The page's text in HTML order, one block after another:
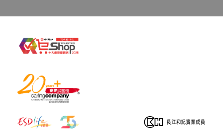
泌尿情況
小便清濁度
小便酸鹼度
小便蛋白質
小便尿糖
小便尿膽素
告則不包括在內，例如基因檢測或mRNA等。客人
由選擇電話講解或面對面講解。 *客人即使選擇電
mRNA體檢服務需21個工作天跟進檢查報告。
免責聲明：
途。當閣下身體健康出現任何疾病徵兆時，應立即